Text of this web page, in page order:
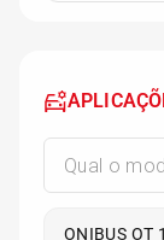
ONIBUS OT